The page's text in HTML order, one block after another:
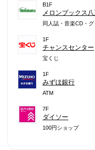
B1F
メロンブックス
同人誌・音楽CD・
1F
チャンスセンター
宝くじ
1F
みずほ銀行
ATM
7F
ダイソー
100円ショップ